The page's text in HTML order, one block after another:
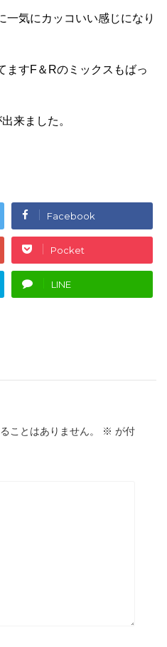
一気にカッコいい感じになり
ますF＆Rのミックスもばっ
来ました。
Facebook
Pocket
LINE
ことはありません。 ※ が付